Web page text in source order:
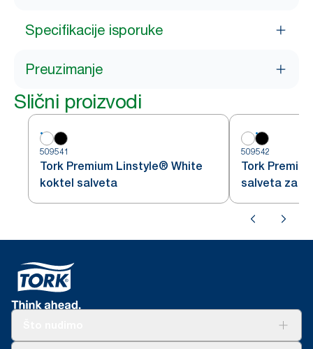
Specifikacije isporuke
Preuzimanje
Slični proizvodi
509541
Tork Premium Linstyle® White
koktel salveta
509542
Tork
salveta za